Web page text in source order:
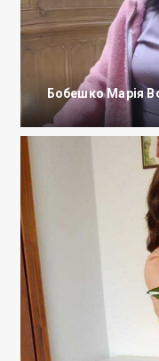
Бобешко Марія